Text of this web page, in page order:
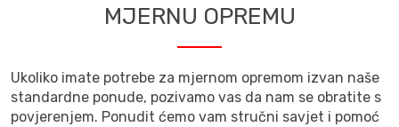
MJERNU OPREMU
Ukoliko imate potrebe za mjernom opremom izvan naše
standardne ponude, pozivamo vas da nam se obratite s
povjerenjem. Ponudit ćemo vam stručni savjet i pomoć